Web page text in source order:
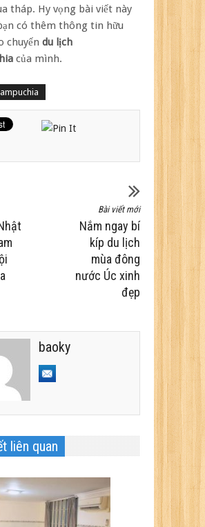
tháp. Hy vọng bài viết này
có thêm thông tin hữu
chuyến du lịch
của mình.
Bài viết mới
Nắm ngay bí
kíp du lịch
mùa đông
nước Úc xinh
đẹp
baoky
liên quan